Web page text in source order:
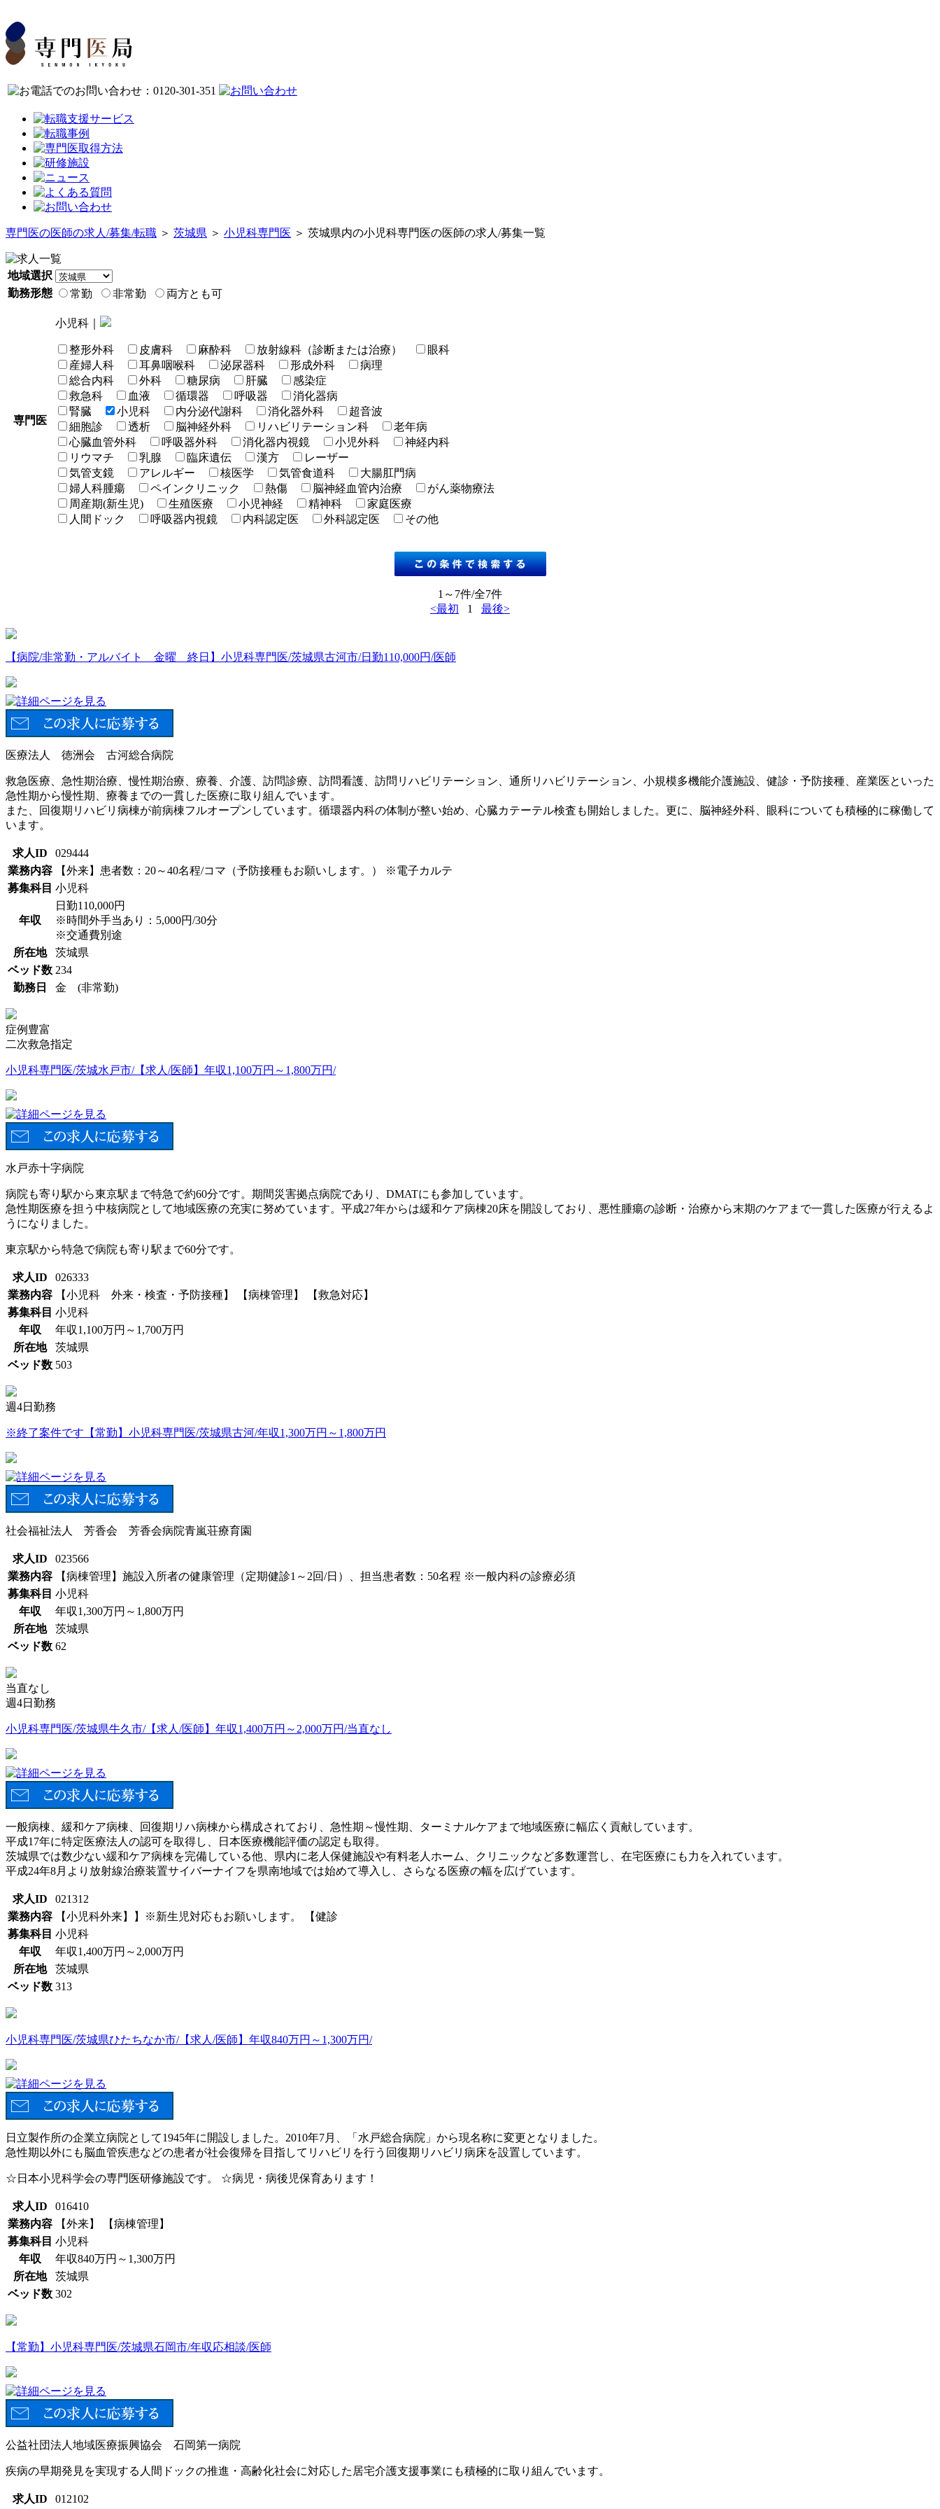
専門医の医師の求人/募集/転職 ＞ 茨城県 ＞ 小児科専門医 ＞ 茨城県内の小児科専門医の医師の求人/募集一覧
地域選択
勤務形態
常勤 非常勤 両方とも可
専門医
小児科｜
整形外科 皮膚科 麻酔科 放射線科（診断または治療）
眼科
産婦人科
耳鼻咽喉科 泌尿器科 形成外科
病理
総合内科
外科 糖尿病 肝臓
感染症
救急科
血液 循環器 呼吸器
消化器病
腎臓
小児科 内分泌代謝科 消化器外科
超音波
細胞診
透析 脳神経外科 リハビリテーション科
老年病
心臓血管外科
呼吸器外科 消化器内視鏡 小児外科
神経内科
リウマチ
乳腺 臨床遺伝 漢方
レーザー
気管支鏡
アレルギー 核医学 気管食道科
大腸肛門病
婦人科腫瘍
ペインクリニック 熱傷 脳神経血管内治療
がん薬物療法
周産期(新生児)
生殖医療 小児神経 精神科
家庭医療
人間ドック
呼吸器内視鏡 内科認定医 外科認定医 その他
1～7件/全7件
<最初
1 最後>
【病院/非常勤・アルバイト 金曜 終日】小児科専門医/茨城県古河市/日勤110,000円/医師
医療法人 徳洲会 古河総合病院
救急医療、急性期治療、慢性期治療、療養、介護、訪問診療、訪問看護、訪問リハビリテーション、通所リハビリテーション、小規模多機能介護施設、健診・予防接種、産業医といった
急性期から慢性期、療養までの一貫した医療に取り組んでいます。
また、回復期リハビリ病棟が前病棟フルオープンしています。循環器内科の体制が整い始め、心臓カテーテル検査も開始しました。更に、脳神経外科、眼科についても積極的に稼働して
います。
求人ID
029444
業務内容
【外来】患者数：20～40名程/コマ（予防接種もお願いします。） ※電子カルテ
募集科目 小児科
年収
日勤110,000円
※時間外手当あり：5,000円/30分
※交通費別途
所在地
茨城県
ベッド数 234
勤務日
金 (非常勤)
症例豊富
二次救急指定
小児科専門医/茨城水戸市/【求人/医師】年収1,100万円～1,800万円/
水戸赤十字病院
病院も寄り駅から東京駅まで特急で約60分です。期間災害拠点病院であり、DMATにも参加しています。
急性期医療を担う中核病院として地域医療の充実に努めています。平成27年からは緩和ケア病棟20床を開設しており、悪性腫瘍の診断・治療から末期のケアまで一貫した医療が行えるよ
うになりました。
東京駅から特急で病院も寄り駅まで60分です。
求人ID
026333
業務内容
【小児科 外来・検査・予防接種】 【病棟管理】 【救急対応】
募集科目 小児科
年収
年収1,100万円～1,700万円
所在地
茨城県
ベッド数 503
週4日勤務
※終了案件です【常勤】小児科専門医/茨城県古河/年収1,300万円～1,800万円
社会福祉法人 芳香会 芳香会病院青嵐荘療育園
求人ID
023566
業務内容
【病棟管理】施設入所者の健康管理（定期健診1～2回/日）、担当患者数：50名程 ※一般内科の診療必須
募集科目 小児科
年収
年収1,300万円～1,800万円
所在地
茨城県
ベッド数 62
当直なし
週4日勤務
小児科専門医/茨城県牛久市/【求人/医師】年収1,400万円～2,000万円/当直なし
一般病棟、緩和ケア病棟、回復期リハ病棟から構成されており、急性期～慢性期、ターミナルケアまで地域医療に幅広く貢献しています。
平成17年に特定医療法人の認可を取得し、日本医療機能評価の認定も取得。
茨城県では数少ない緩和ケア病棟を完備している他、県内に老人保健施設や有料老人ホーム、クリニックなど多数運営し、在宅医療にも力を入れています。
平成24年8月より放射線治療装置サイバーナイフを県南地域では始めて導入し、さらなる医療の幅を広げています。
求人ID
021312
業務内容
【小児科外来】】※新生児対応もお願いします。 【健診
募集科目 小児科
年収
年収1,400万円～2,000万円
所在地
茨城県
ベッド数 313
小児科専門医/茨城県ひたちなか市/【求人/医師】年収840万円～1,300万円/
日立製作所の企業立病院として1945年に開設しました。2010年7月、「水戸総合病院」から現名称に変更となりました。
急性期以外にも脳血管疾患などの患者が社会復帰を目指してリハビリを行う回復期リハビリ病床を設置しています。
☆日本小児科学会の専門医研修施設です。 ☆病児・病後児保育あります！
求人ID
016410
業務内容
【外来】 【病棟管理】
募集科目 小児科
年収
年収840万円～1,300万円
所在地
茨城県
ベッド数 302
【常勤】小児科専門医/茨城県石岡市/年収応相談/医師
公益社団法人地域医療振興協会 石岡第一病院
疾病の早期発見を実現する人間ドックの推進・高齢化社会に対応した居宅介護支援事業にも積極的に取り組んでいます。
求人ID 012102